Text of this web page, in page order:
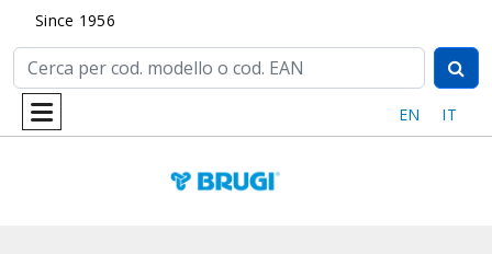
Since 1956
EN IT